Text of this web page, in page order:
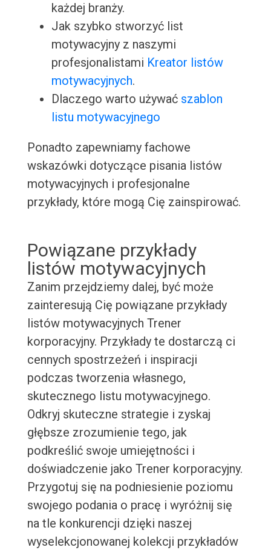
każdej branży.
Jak szybko stworzyć list
motywacyjny z naszymi
profesjonalistami Kreator listów
motywacyjnych.
Dlaczego warto używać szablon
listu motywacyjnego
Ponadto zapewniamy fachowe
wskazówki dotyczące pisania listów
motywacyjnych i profesjonalne
przykłady, które mogą Cię zainspirować.
Powiązane przykłady
listów motywacyjnych
Zanim przejdziemy dalej, być może
zainteresują Cię powiązane przykłady
listów motywacyjnych Trener
korporacyjny. Przykłady te dostarczą ci
cennych spostrzeżeń i inspiracji
podczas tworzenia własnego,
skutecznego listu motywacyjnego.
Odkryj skuteczne strategie i zyskaj
głębsze zrozumienie tego, jak
podkreślić swoje umiejętności i
doświadczenie jako Trener korporacyjny.
Przygotuj się na podniesienie poziomu
swojego podania o pracę i wyróżnij się
na tle konkurencji dzięki naszej
wyselekcjonowanej kolekcji przykładów